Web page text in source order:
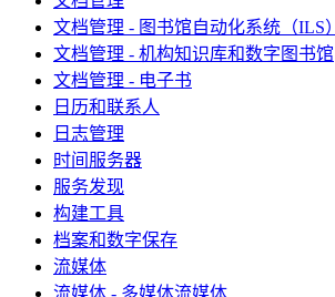
文档管理 - 图书馆自动化系统（ILS）
文档管理 - 机构知识库和数字图书馆
文档管理 - 电子书
日历和联系人
日志管理
时间服务器
服务发现
构建工具
档案和数字保存
流媒体
流媒体 - 多媒体流媒体